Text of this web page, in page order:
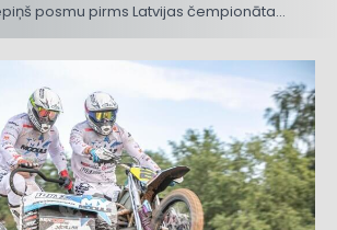
posmu pirms Latvijas čempionāta…